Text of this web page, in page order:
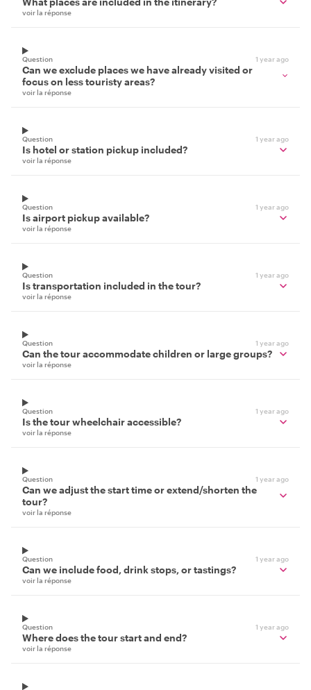
voir la réponse
Question 1 year ago
Can we exclude places we have already visited or
focus on less touristy areas?
voir la réponse
Question 1 year ago
Is hotel or station pickup included?
voir la réponse
Question 1 year ago
Is airport pickup available?
voir la réponse
Question 1 year ago
Is transportation included in the tour?
voir la réponse
Question 1 year ago
Can the tour accommodate children or large groups?
voir la réponse
Question 1 year ago
Is the tour wheelchair accessible?
voir la réponse
Question 1 year ago
Can we adjust the start time or extend/shorten the
tour?
voir la réponse
Question 1 year ago
Can we include food, drink stops, or tastings?
voir la réponse
Question 1 year ago
Where does the tour start and end?
voir la réponse